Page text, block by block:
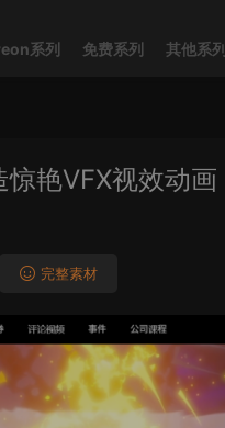
系列 免费系列 其他系列
惊艳VFX视效动画
完整素材